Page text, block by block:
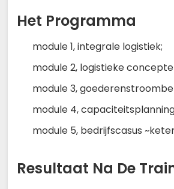
Het Programma
module 1, integrale logistiek;
module 2, logistieke
module 3,
module 4,
module 5, bedrijfscasus
Resultaat Na De